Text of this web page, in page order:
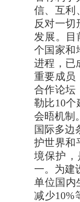
信、互利
反对一切
发展。目
个国家和
进程，已
重要成员
合作论坛
勒比10个
会晤机制
国际多边
护世界和
境保护
一。为建
单位国内
减少10%